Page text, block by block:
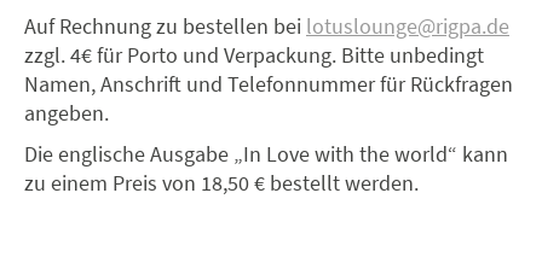
Auf Rechnung zu bestellen bei lotuslounge@rigpa.de
zzgl. 4€ für Porto und Verpackung. Bitte unbedingt
Namen, Anschrift und Telefonnummer für Rückfragen
angeben.
Die englische Ausgabe „In Love with the world“ kann
zu einem Preis von 18,50 € bestellt werden.